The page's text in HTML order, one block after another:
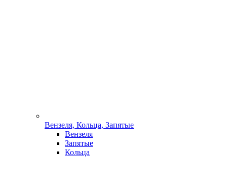
Вензеля, Кольца, Запятые
Вензеля
Запятые
Кольца